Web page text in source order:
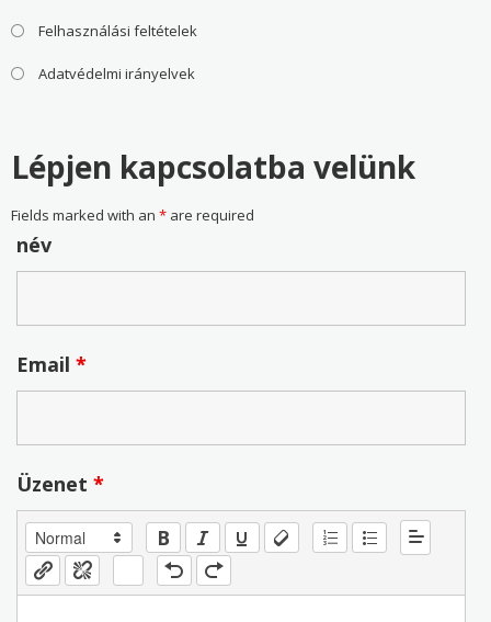
Felhasználási feltételek
Adatvédelmi irányelvek
Lépjen kapcsolatba velünk
Fields marked with an *are required
név
Email *
Üzenet *